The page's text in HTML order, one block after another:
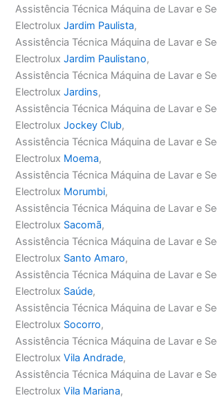
Assistência Técnica Máquina de Lavar e
ElectroluxJardim Paulista,
Assistência Técnica Máquina de Lavar e
ElectroluxJardim Paulistano,
Assistência Técnica Máquina de Lavar e
ElectroluxJardins,
Assistência Técnica Máquina de Lavar e
ElectroluxJockey Club,
Assistência Técnica Máquina de Lavar e
Electrolux Moema,
Assistência Técnica Máquina de Lavar e
Electrolux Morumbi,
Assistência Técnica Máquina de Lavar e
Electrolux Sacomã,
Assistência Técnica Máquina de Lavar e
Electrolux Santo Amaro,
Assistência Técnica Máquina de Lavar e
Electrolux Saúde,
Assistência Técnica Máquina de Lavar e
Electrolux Socorro,
Assistência Técnica Máquina de Lavar e
ElectroluxVila Andrade,
Assistência Técnica Máquina de Lavar e
ElectroluxVila Mariana,